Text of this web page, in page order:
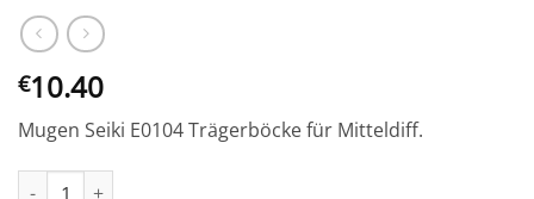
€10.40
Mugen Seiki E0104 Trägerböcke für Mitteldiff.
Trägerböcke für Mitteldiff. aantal